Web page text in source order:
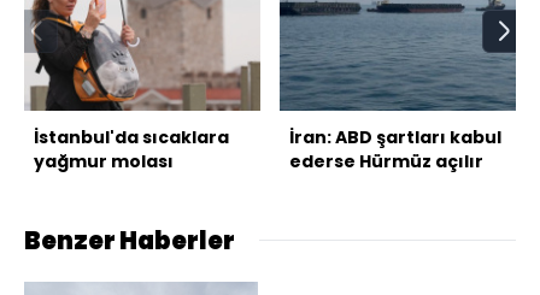
İstanbul'da sıcaklara
yağmur molası
İran: ABD şartları kabul
ederse Hürmüz açılır
Benzer Haberler